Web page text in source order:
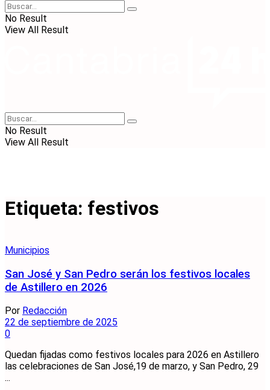
No Result
View All Result
No Result
View All Result
Etiqueta: festivos
Municipios
San José y San Pedro serán los festivos locales
de Astillero en 2026
Por Redacción
22 de septiembre de 2025
0
Quedan fijadas como festivos locales para 2026 en Astillero
las celebraciones de San José,19 de marzo, y San Pedro, 29
...